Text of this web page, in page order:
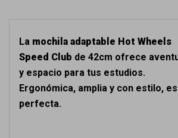
La mochila adaptable Hot Wheels
Speed Club de 42cm ofrece
y espacio para tus estudios.
Ergonómica, amplia y con estilo,
perfecta.